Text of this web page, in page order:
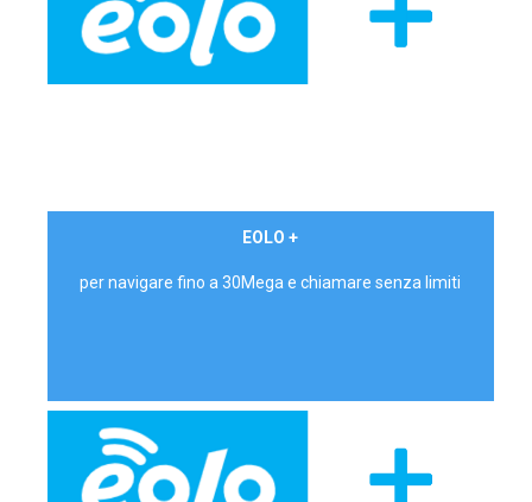
EOLO +
per navigare fino a 30Mega e chiamare senza limiti